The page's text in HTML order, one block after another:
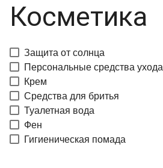
Косметика
Защита от солнца
Персональные средства ухода
Крем
Средства для бритья
Туалетная вода
Фен
Гигиеническая помада